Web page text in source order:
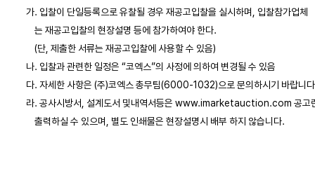
    가. 입찰이 단일등록으로 유찰될 경우 재공고입찰을 실시하며, 입찰참가업체
        는 재공고입찰의 현장설명 등에 참가하여야 한다.
        (단, 제출한 서류는 재공고입찰에 사용할 수 있음)
    나. 입찰과 관련한 일정은 “코엑스”의 사정에 의하여 변경될 수 있음
다. 자세한 사항은 (주)코엑스 총무팀(6000-1032)으로 문의하시기 바랍니
라. 공사시방서, 설계도서 및내역서등은 www.imarketauction.com 공고
        출력하실 수 있으며, 별도 인쇄물은 현장설명시 배부 하지 않습니다.